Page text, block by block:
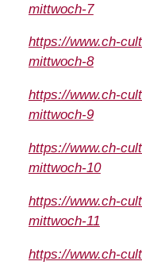
mittwoch-7
https://www.ch-
mittwoch-8
https://www.ch-
mittwoch-9
https://www.ch-
mittwoch-10
https://www.ch-
mittwoch-11
https://www.ch-